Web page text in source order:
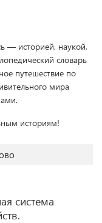
— историей, наукой,
словарь
путешествие по
мира
историям!
система